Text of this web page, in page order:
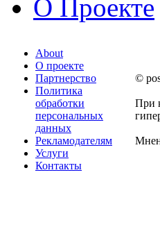
О Проекте
About
О проекте
Партнерство
Политика
обработки
персональных
данных
Рекламодателям
Услуги
Контакты
©
При